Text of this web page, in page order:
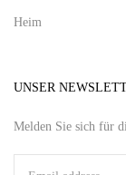
Heim
UNSER
Melden Sie sich für